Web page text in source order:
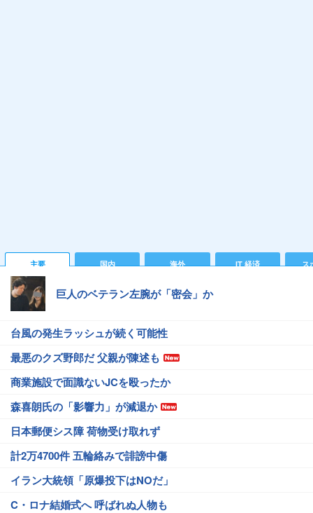
主要 国内 海外 IT 経済 ス
巨人のベテラン左腕が「密会」か
台風の発生ラッシュが続く可能性
最悪のクズ野郎だ 父親が陳述も
商業施設で面識ないJCを殴ったか
森喜朗氏の「影響力」が減退か
日本郵便シス障 荷物受け取れず
計2万4700件 五輪絡みで誹謗中傷
イラン大統領「原爆投下はNOだ」
C・ロナ結婚式へ 呼ばれぬ人物も